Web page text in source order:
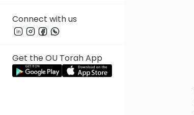
Connect with us
Get the OU Torah App